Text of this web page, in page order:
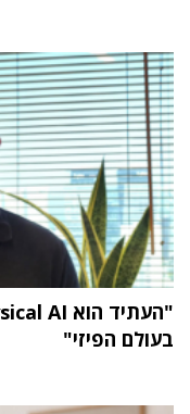
בעולם הפיזי"